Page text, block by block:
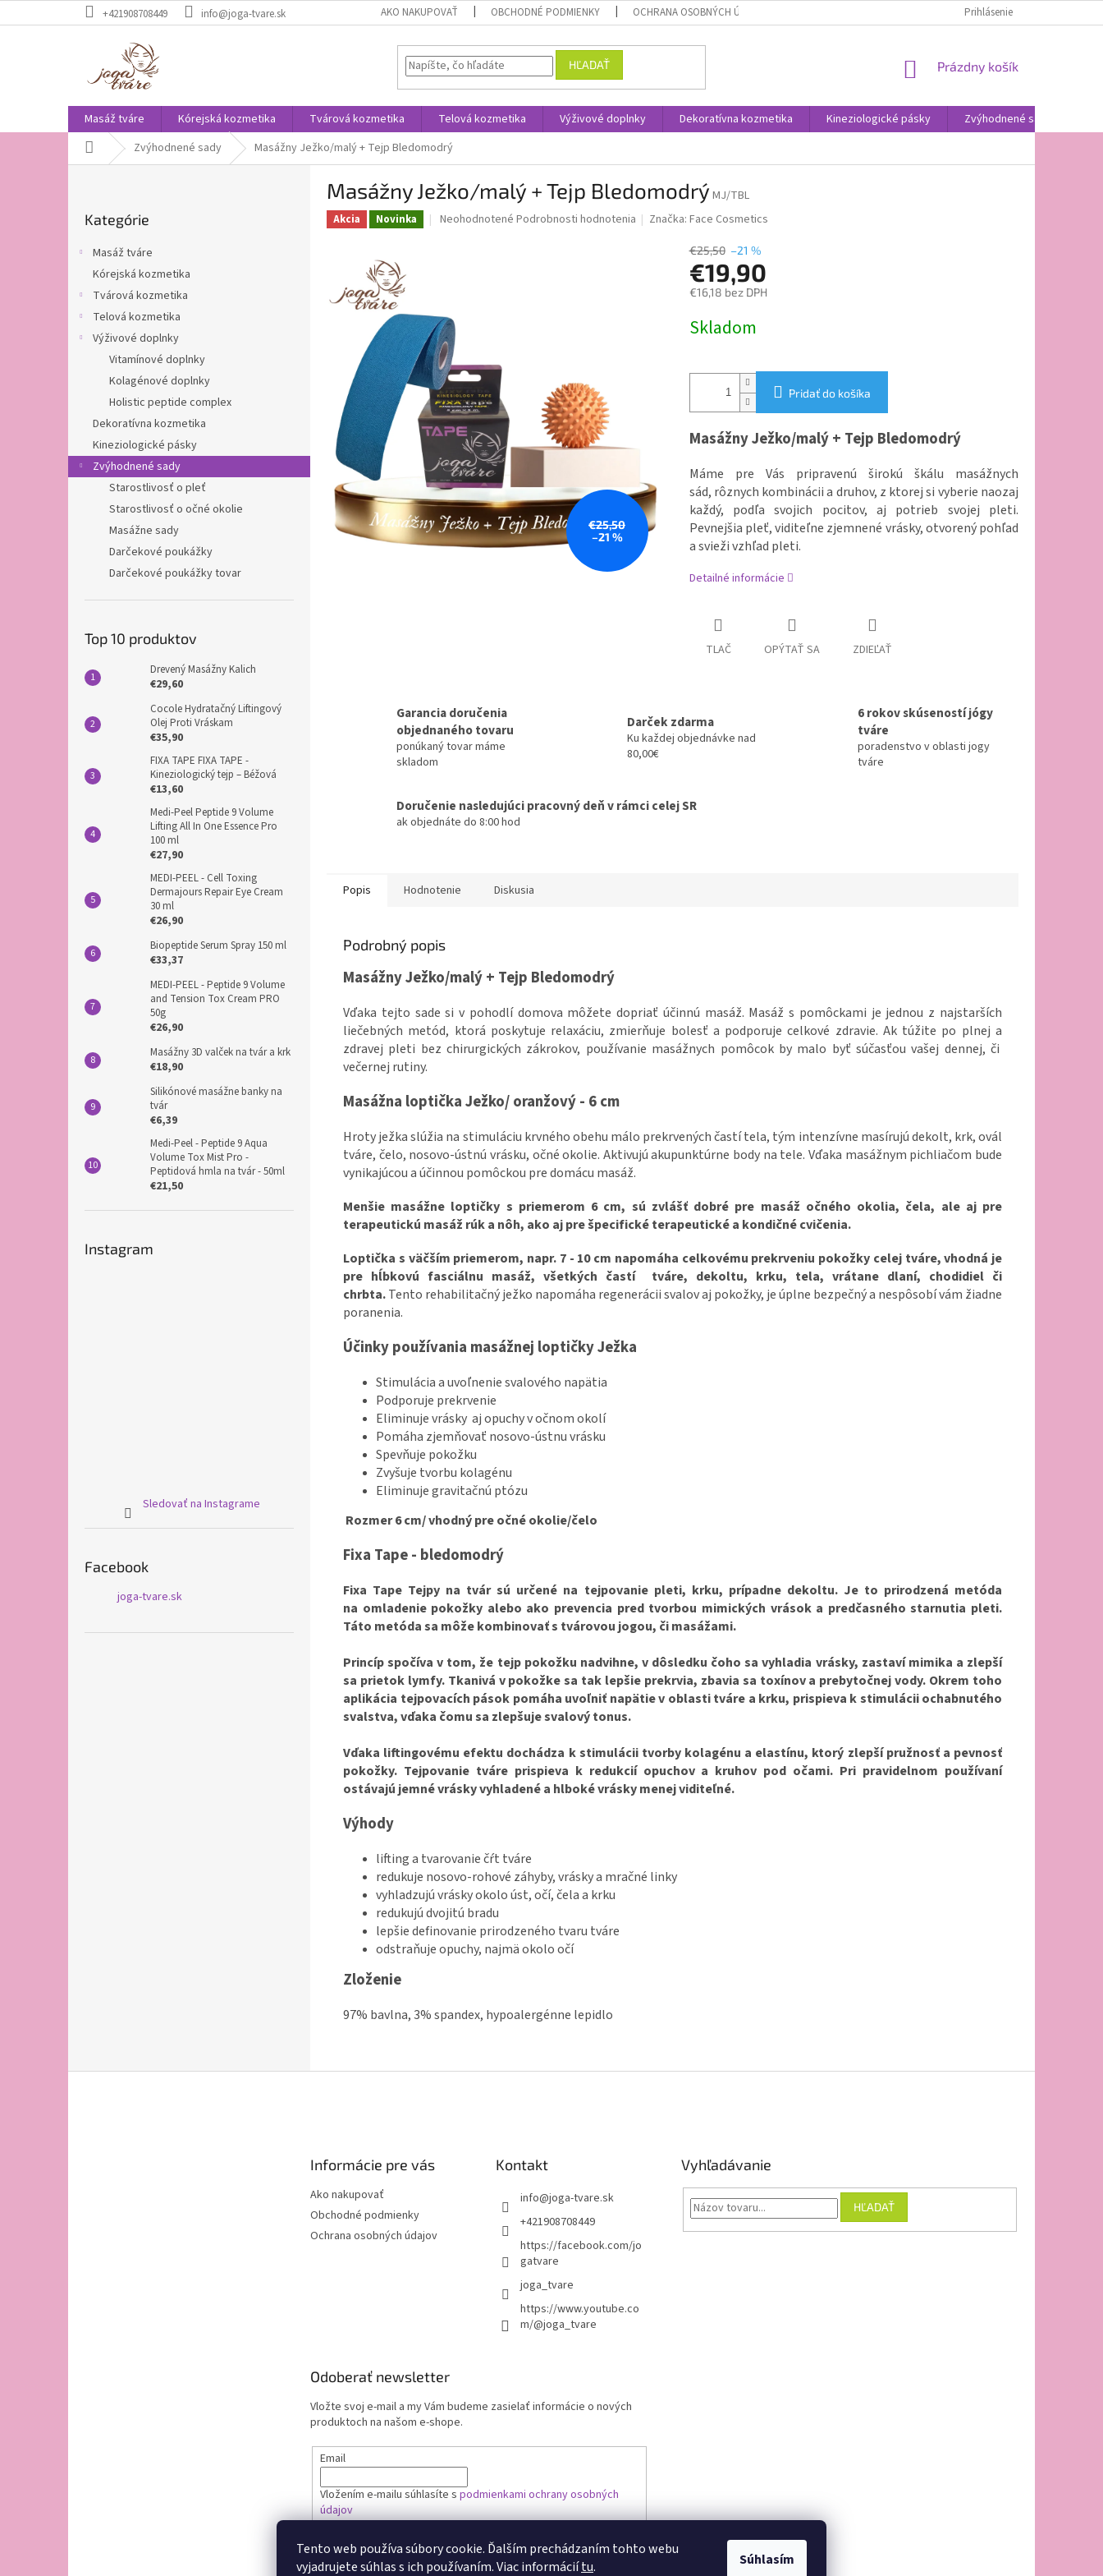
Tento web používa súbory cookie. Ďalším prechádzaním tohto webu
vyjadrujete súhlas s ich používaním. Viac informáciítu. Súhlasím
na
+421908708449 info@joga-tvare.sk AKO NAKUPOVAŤ OBCHODNÉ PODMIENKY OCHRANA OSOBNÝCH ÚDAJOV Prihlásenie
HĽADAŤ
NÁKUPNÝ
Prázdny košík
Masáž tváre Kórejská kozmetika Tvárová kozmetika Telová kozmetika Výživové doplnky Dekoratívna kozmetika Kineziologické pásky Zvýhodnené sady
Domov Zvýhodnené sady Masážny Ježko/malý + Tejp Bledomodrý
kategórie
Kategórie
Masáž tváre
Kórejská kozmetika
Tvárová kozmetika
Telová kozmetika
Výživové doplnky
Vitamínové doplnky
Kolagénové doplnky
Holistic peptide complex
Dekoratívna kozmetika
Kineziologické pásky
Zvýhodnené sady
Starostlivosť o pleť
Starostlivosť o očné okolie
Masážne sady
Darčekové poukážky
Darčekové poukážky tovar
Top 10 produktov
Drevený Masážny Kalich
€29,60
Cocole Hydratačný Liftingový
Olej Proti Vráskam
€35,90
FIXA TAPE FIXA TAPE -
Kineziologický tejp – Béžová
€13,60
Medi-Peel Peptide 9 Volume
Lifting All In One Essence Pro
100 ml
€27,90
MEDI-PEEL - Cell Toxing
Dermajours Repair Eye Cream
30 ml
€26,90
Biopeptide Serum Spray 150 ml
€33,37
MEDI-PEEL - Peptide 9 Volume
and Tension Tox Cream PRO
50g
€26,90
Masážny 3D valček na tvár a krk
€18,90
Silikónové masážne banky na
tvár
€6,39
Medi-Peel - Peptide 9 Aqua
Volume Tox Mist Pro -
Peptidová hmla na tvár - 50ml
€21,50
Instagram
Sledovať na Instagrame
Facebook
joga-tvare.sk
Masážny Ježko/malý + Tejp Bledomodrý MJ/TBL
Akcia Novinka
Priemerné
hviezdičiek.
Neohodnotené Podrobnosti hodnotenia Značka:Face Cosmetics
€25,50
–21 %
€25,50 –21 %
€19,90
€16,18 bez DPH
cena:
Skladom
Pridať do košíka
Masážny Ježko/malý + Tejp Bledomodrý
Máme pre Vás pripravenú širokú škálu masážnych
sád, rôznych kombinácii a druhov, z ktorej si vyberie naozaj
každý, podľa svojich pocitov, aj potrieb svojej pleti.
Pevnejšia pleť, viditeľne zjemnené vrásky, otvorený pohľad
a svieži vzhľad pleti.
Detailné informácie
TLAČ OPÝTAŤ SA ZDIEĽAŤ
Garancia doručenia
objednaného tovaru
ponúkaný tovar máme
skladom
Darček zdarma
Ku každej objednávke nad
80,00€
6 rokov skúseností jógy
tváre
poradenstvo v oblasti jogy
tváre
Doručenie nasledujúci pracovný deň v rámci celej SR
ak objednáte do 8:00 hod
Popis Hodnotenie Diskusia
Podrobný popis
Masážny Ježko/malý + Tejp Bledomodrý
Vďaka tejto sade si v pohodlí domova môžete dopriať účinnú masáž. Masáž s pomôckami je jednou z najstarších
liečebných metód, ktorá poskytuje relaxáciu, zmierňuje bolesť a podporuje celkové zdravie. Ak túžite po plnej a
zdravej pleti bez chirurgických zákrokov, používanie masážnych pomôcok by malo byť súčasťou vašej dennej, či
večernej rutiny.
Masážna loptička Ježko/ oranžový - 6 cm
Hroty ježka slúžia na stimuláciu krvného obehu málo prekrvených častí tela, tým intenzívne masírujú dekolt, krk, ovál
tváre, čelo, nosovo-ústnú vrásku, očné okolie. Aktivujú akupunktúrne body na tele. Vďaka masážnym pichliačom bude
vynikajúcou a účinnou pomôckou pre domácu masáž.
Menšie masážne loptičky s priemerom 6 cm, sú zvlášť dobré pre masáž očného okolia, čela, ale aj pre
terapeutickú masáž rúk a nôh, ako aj pre špecifické terapeutické a kondičné cvičenia.
Loptička s väčším priemerom, napr. 7 - 10 cm napomáha celkovému prekrveniu pokožky celej tváre, vhodná je
pre hĺbkovú fasciálnu masáž, všetkých častí tváre, dekoltu, krku, tela, vrátane dlaní, chodidiel či
chrbta.Tento rehabilitačný ježko napomáha regenerácii svalov aj pokožky, je úplne bezpečný a nespôsobí vám žiadne
poranenia.
Účinky používania masážnej loptičky Ježka
Stimulácia a uvoľnenie svalového napätia
Podporuje prekrvenie
Eliminuje vrásky aj opuchy v očnom okolí
Pomáha zjemňovať nosovo-ústnu vrásku
Spevňuje pokožku
Zvyšuje tvorbu kolagénu
Eliminuje gravitačnú ptózu
Rozmer 6 cm/ vhodný pre očné okolie/čelo
Fixa Tape - bledomodrý
Fixa Tape Tejpy na tvár sú určené na tejpovanie pleti, krku, prípadne dekoltu. Je to prirodzená metóda
na omladenie pokožky alebo ako prevencia pred tvorbou mimických vrások a predčasného starnutia pleti.
Táto metóda sa môže kombinovať s tvárovou jogou, či masážami.
Princíp spočíva v tom, že tejp pokožku nadvihne, v dôsledku čoho sa vyhladia vrásky, zastaví mimika a zlepší
sa prietok lymfy. Tkanivá v pokožke sa tak lepšie prekrvia, zbavia sa toxínov a prebytočnej vody. Okrem toho
aplikácia tejpovacích pások pomáha uvoľniť napätie v oblasti tváre a krku, prispieva k stimulácii ochabnutého
svalstva, vďaka čomu sa zlepšuje svalový tonus.
Vďaka liftingovému efektu dochádza k stimulácii tvorby kolagénu a elastínu, ktorý zlepší pružnosť a pevnosť
pokožky. Tejpovanie tváre prispieva k redukcií opuchov a kruhov pod očami. Pri pravidelnom používaní
ostávajú jemné vrásky vyhladené a hlboké vrásky menej viditeľné.
Výhody
lifting a tvarovanie čŕt tváre
redukuje nosovo-rohové záhyby, vrásky a mračné linky
vyhladzujú vrásky okolo úst, očí, čela a krku
redukujú dvojitú bradu
lepšie definovanie prirodzeného tvaru tváre
odstraňuje opuchy, najmä okolo očí
Zloženie
97% bavlna, 3% spandex, hypoalergénne lepidlo
Informácie pre vás
Ako nakupovať
Obchodné podmienky
Ochrana osobných údajov
Kontakt
info@joga-tvare.sk
+421908708449
https://facebook.com/jo
gatvare
joga_tvare
https://www.youtube.co
m/@joga_tvare
Vyhľadávanie
HĽADAŤ
Odoberať newsletter
Vložte svoj e-mail a my Vám budeme zasielať informácie o nových
produktoch na našom e-shope.
Email
Vložením e-mailu súhlasíte s podmienkami ochrany osobných
údajov
PRIHLÁSIŤ SA